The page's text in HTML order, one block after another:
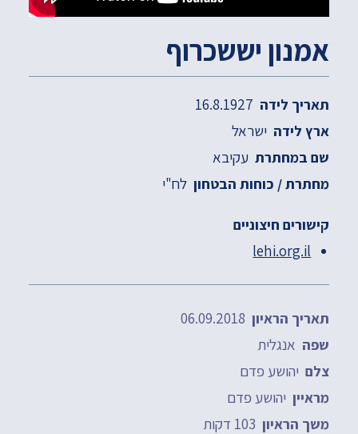
אמנון יששכרוף
תאריך לידה
ארץ לידה ישראל
שם במחתרת עקיבא
מחתרת / כוחות הבטחון לח"י
קישורים חיצוניים
lehi.org.il
תאריך הראיון
שפה אנגלית
צלם יהושע פדם
מראיין יהושע פדם
משך הראיון